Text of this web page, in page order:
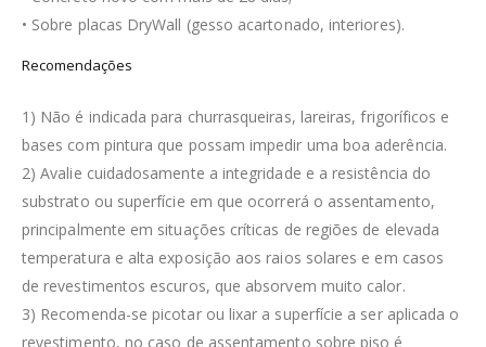
• Sobre placas DryWall (gesso acartonado, interiores).
Recomendações
1) Não é indicada para churrasqueiras, lareiras, frigoríficos e
bases com pintura que possam impedir uma boa aderência.
2) Avalie cuidadosamente a integridade e a resistência do
substrato ou superfície em que ocorrerá o assentamento,
principalmente em situações críticas de regiões de elevada
temperatura e alta exposição aos raios solares e em casos
de revestimentos escuros, que absorvem muito calor.
3) Recomenda-se picotar ou lixar a superfície a ser aplicada o
revestimento, no caso de assentamento sobre piso é